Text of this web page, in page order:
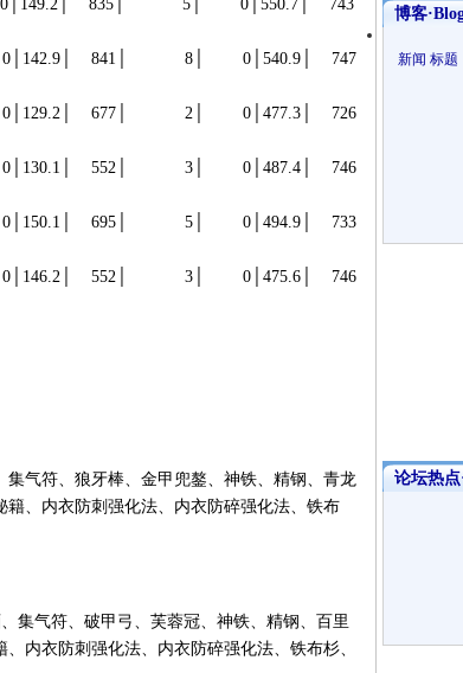
835│ 5│ 0│550.7│ 743
841│ 8│ 0│540.9│ 747
677│ 2│ 0│477.3│ 726
552│ 3│ 0│487.4│ 746
695│ 5│ 0│494.9│ 733
552│ 3│ 0│475.6│ 746
气符、狼牙棒、金甲兜鏊、神铁、精钢、青龙
、内衣防刺强化法、内衣防碎强化法、铁布
集气符、破甲弓、芙蓉冠、神铁、精钢、百里
内衣防刺强化法、内衣防碎强化法、铁布杉、
博客
新闻 标
论坛热点